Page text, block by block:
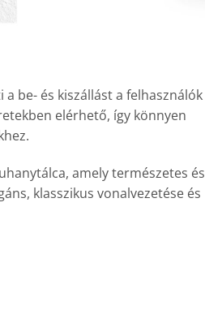
be- és kiszállást a felhasználók
elérhető, így könnyen
amely természetes és
klasszikus vonalvezetése és